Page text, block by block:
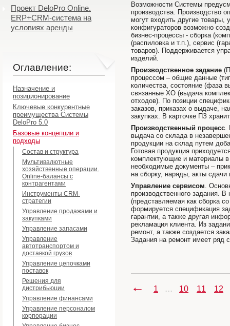
Проект DeloPro Online.
ERP+CRM-система на
условиях аренды
Оглавление:
Назначение и
позиционирование
Ключевые конкурентные
преимущества Системы
DeloPro 5.0
Базовые концепции и
подходы
Состав и структура
Мультивалютные
хозяйственные операции.
Online-балансы с
контрагентами
Инструменты CRM-
стратегии
Управление продажами и
закупками
Управление запасами
Управление
автотранспортом и
доставкой грузов
Управление цепочками
поставок
Решения для
дистрибьюции
Управление финансами
Управление персоналом
корпорации
Возможности Системы
производства. Производство
могут входить другие
конфигураторов возможно
бизнес-процессы - сборка
(распиловка и т.п.), сервис
товаров). Поддерживается
изделий.
Производственное задание
процессом – общие данные
количества, состояние (фаза
связанные ХО (выдача
отходов). По позиции
заказов, приказах о выдаче,
закупках. В карточке ПЗ
Производственный процесс.
выдача со склада в
продукции на склад путем
Готовая продукция
комплектующие и материалы
необходимые документы –
на сборку, наряды, акты сдачи
Управление сервисом.
производственного задания.
(представляемая как сборка
формируется спецификация
гарантии, а также другая
рекламация клиента. Из
ремонт, а также создается
Задания на ремонт имеет ряд
← 1 ... 10 11 12